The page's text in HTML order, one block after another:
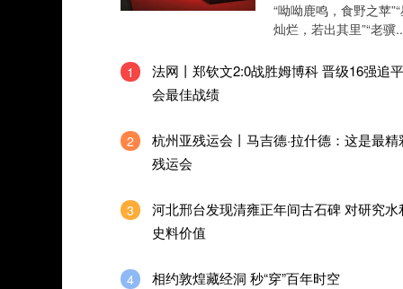
“呦呦鹿鸣，食野之苹
灿烂，若出其里”“老骥
1
法网丨郑钦文2:0战胜姆博科 晋级16强追
会最佳战绩
2
杭州亚残运会丨马吉德·拉什德：这是最
残运会
3
河北邢台发现清雍正年间古石碑 对研究水
史料价值
4 相约敦煌藏经洞 秒“穿”百年时空